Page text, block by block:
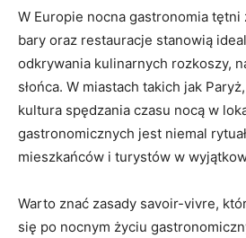
W Europie nocna gastronomia
bary oraz restauracje stanowią
odkrywania kulinarnych rozkoszy,
słońca. W miastach takich jak
kultura spędzania czasu nocą w
gastronomicznych jest niemal
mieszkańców i turystów w
Warto znać zasady savoir-vivre,
się po nocnym życiu